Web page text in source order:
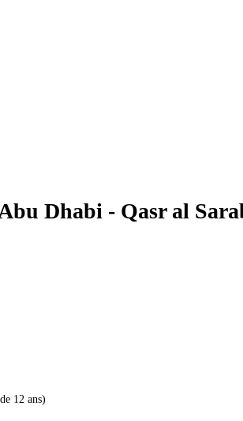
Dhabi - Qasr al
12 ans)